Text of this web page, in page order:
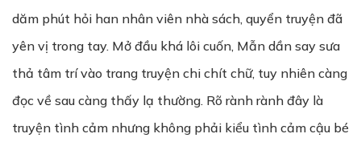
dăm phút hỏi han nhân viên nhà sách, quyển truyện đã
yên vị trong tay. Mở đầu khá lôi cuốn, Mẫn dần say sưa
thả tâm trí vào trang truyện chi chít chữ, tuy nhiên càng
đọc về sau càng thấy lạ thường. Rõ rành rành đây là
truyện tình cảm nhưng không phải kiểu tình cảm cậu bé